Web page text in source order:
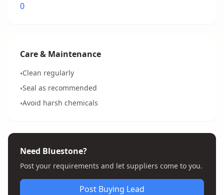
0
Care & Maintenance
•Clean regularly
•Seal as recommended
•Avoid harsh chemicals
Need Bluestone?
Post your requirements and let suppliers come to you.
Post Buying Lead